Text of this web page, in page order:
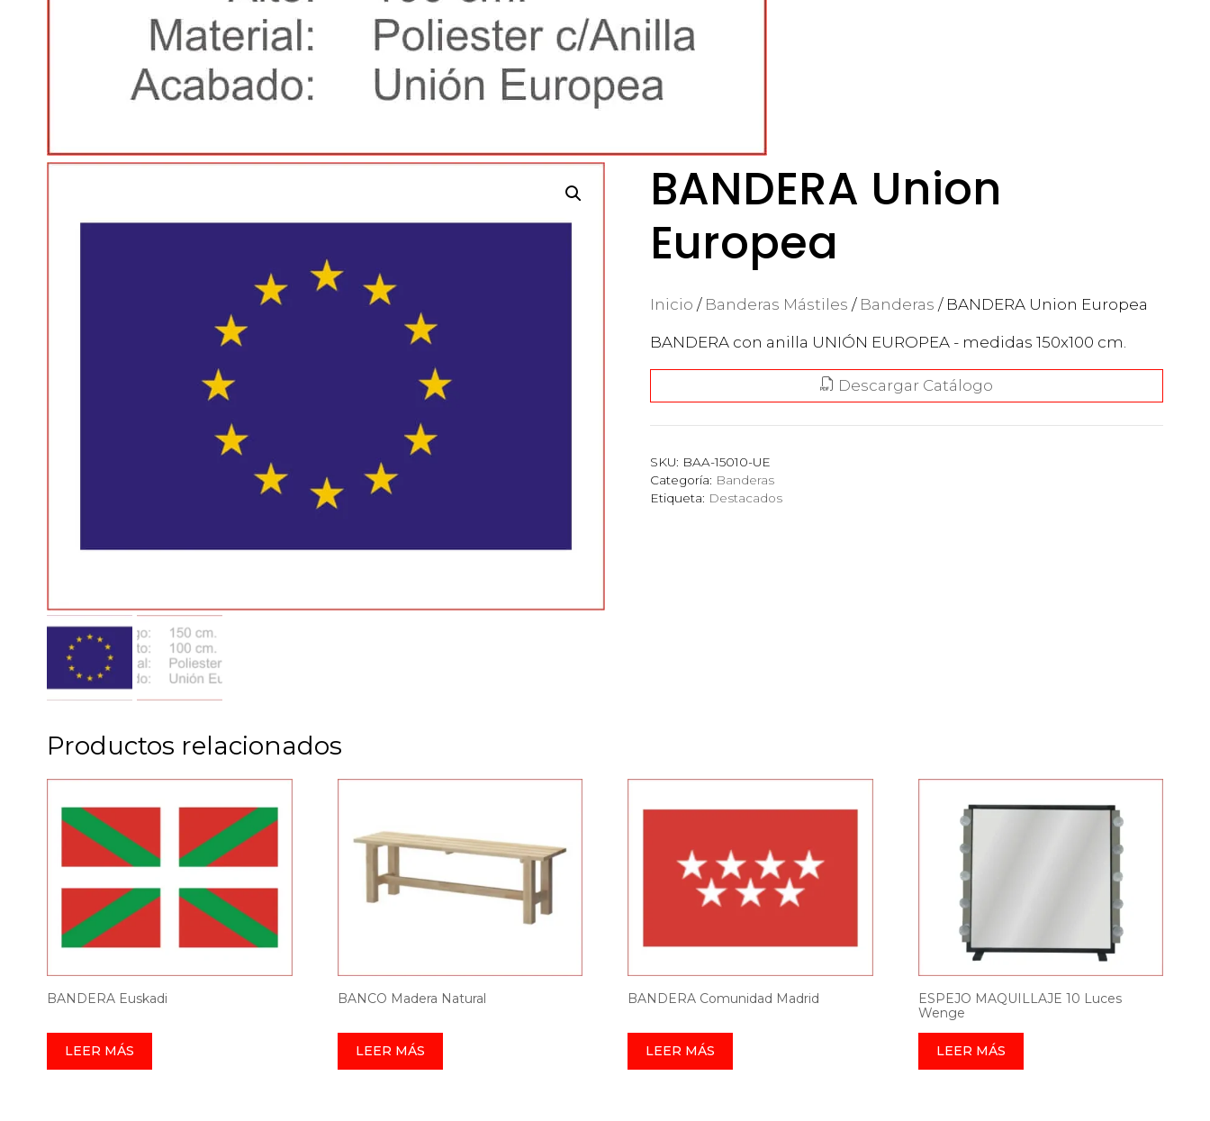
BANDERA Union
Europea
Inicio / Banderas Mástiles / Banderas / BANDERA Union Europea
BANDERA con anilla UNIÓN EUROPEA - medidas 150x100 cm.
Descargar Catálogo
SKU: BAA-15010-UE
Categoría: Banderas
Etiqueta: Destacados
Productos relacionados
BANDERA Euskadi
LEER MÁS
BANCO Madera Natural
LEER MÁS
BANDERA Comunidad Madrid
LEER MÁS
ESPEJO MAQUILLAJE 10 Luces
Wenge
LEER MÁS